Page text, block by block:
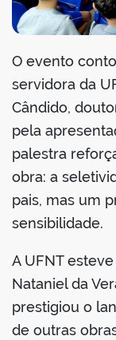
O evento
servidora da
Cândido,
pela
palestra
obra: a
pais, mas um
sensibilidade.
A UFNT
Nataniel da
prestigiou o
de outras